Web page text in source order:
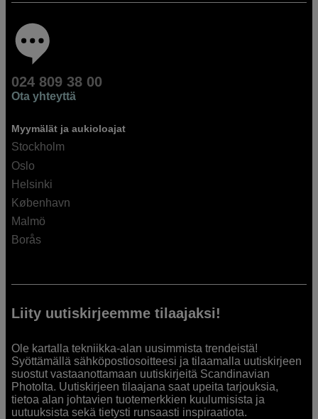
024 809 38 00
Ota yhteyttä
Myymälät ja aukioloajat
Stockholm
Oslo
Helsinki
København
Malmö
Borås
Liity uutiskirjeemme tilaajaksi!
Ole kartalla tekniikka-alan uusimmista trendeistä!
Syöttämällä sähköpostiosoitteesi ja tilaamalla uutiskirjeen
suostut vastaanottamaan uutiskirjeitä Scandinavian
Photolta. Uutiskirjeen tilaajana saat upeita tarjouksia,
tietoa alan johtavien tuotemerkkien kuulumisista ja
uutuuksista sekä tietysti runsaasti inspiraatiota.